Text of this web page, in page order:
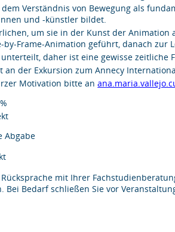
Verständnis von Bewegung als
und -künstler bildet.
um sie in der Kunst der
by-Frame-Animation geführt, danach zur
daher ist eine gewisse zeitliche
der Exkursion zum Annecy
Motivation bitte an
Abgabe
mit Ihrer
Bedarf schließen Sie vor